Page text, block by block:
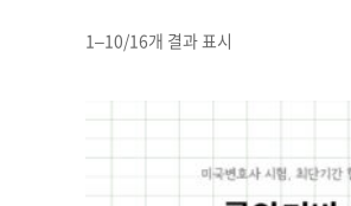
1–10/16개 결과 표시